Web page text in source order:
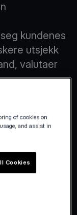
kundenes
utsjekk
valutaer
of cookies on
and assist in
Cookies